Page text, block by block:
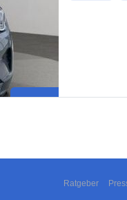
Ratgeber